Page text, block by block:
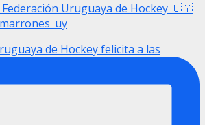
Federación Uruguaya de Hockey 🇺🇾
de Hockey felicita a las